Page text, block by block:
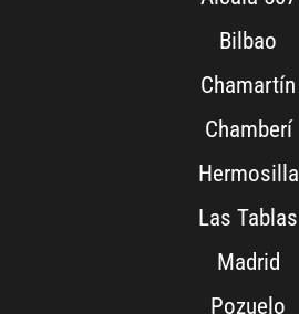
Bilbao
Chamartín
Chamberí
Hermosilla
Las Tablas
Madrid
Pozuelo